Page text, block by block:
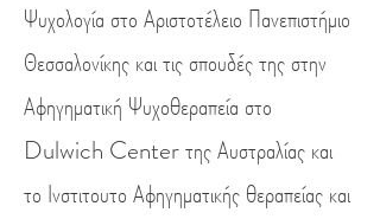
Ψυχολογία στο Αριστοτέλειο Πανεπιστήμιο
Θεσσαλονίκης και τις σπουδές της στην
Αφηγηματική Ψυχοθεραπεία στο
Dulwich Center της Αυστραλίας και
το Ινστιτουτο Αφηγηματικής θεραπείας και